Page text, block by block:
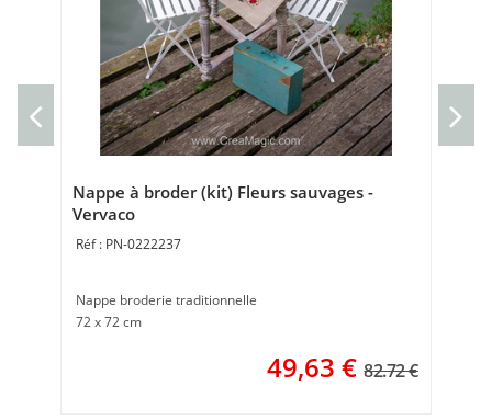
Nappe à broder (kit) Fleurs sauvages -
Vervaco
PN-0222237
Nappe broderie traditionnelle
72 x 72 cm
49,63 € 82.72 €